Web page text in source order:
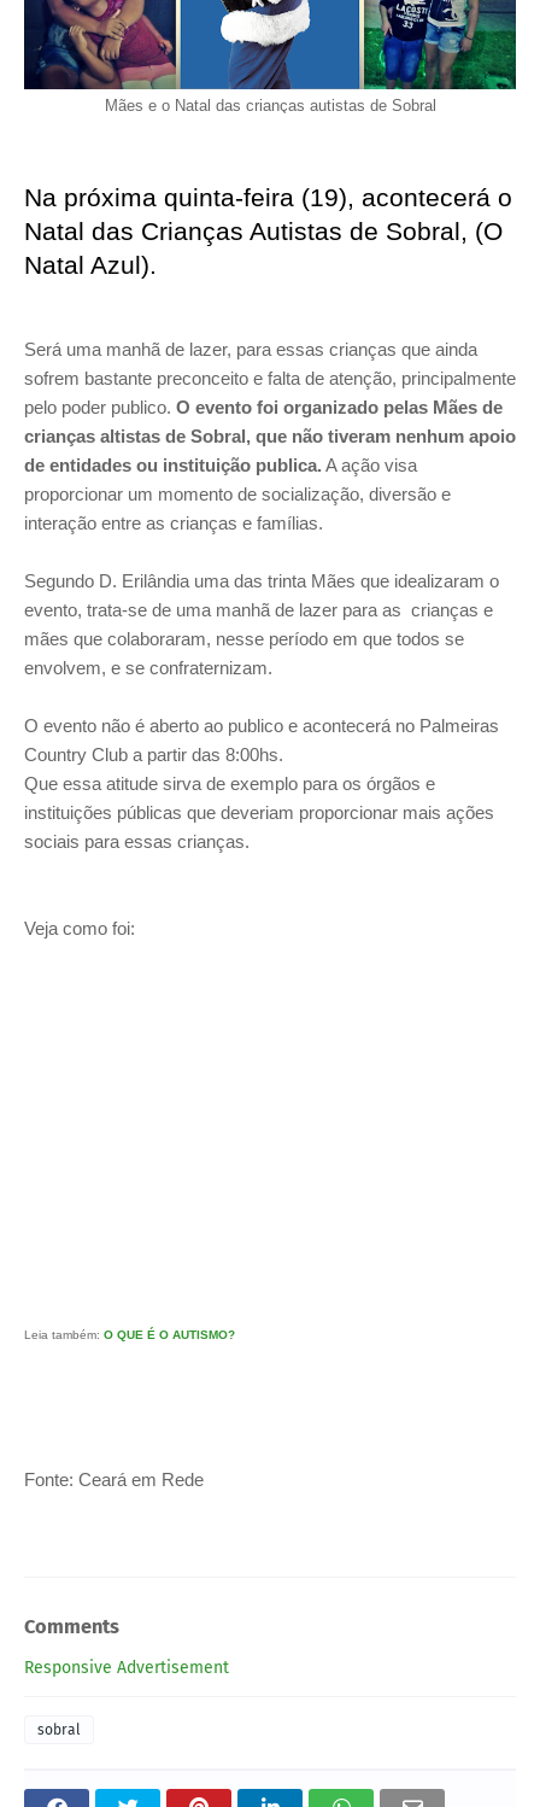
Mães e o Natal das crianças autistas de Sobral
Na próxima quinta-feira (19), acontecerá o
Natal das Crianças Autistas de Sobral, (O
Natal Azul).
Será uma manhã de lazer, para essas crianças que ainda
sofrem bastante preconceito e falta de atenção, principalmente
pelo poder publico. O evento foi organizado pelas Mães de
crianças altistas de Sobral, que não tiveram nenhum apoio
de entidades ou instituição publica. A ação visa
proporcionar um momento de socialização, diversão e
interação entre as crianças e famílias.
Segundo D. Erilândia uma das trinta Mães que idealizaram o
evento, trata-se de uma manhã de lazer para as crianças e
mães que colaboraram, nesse período em que todos se
envolvem, e se confraternizam.
O evento não é aberto ao publico e acontecerá no Palmeiras
Country Club a partir das 8:00hs.
Que essa atitude sirva de exemplo para os órgãos e
instituições públicas que deveriam proporcionar mais ações
sociais para essas crianças.
Veja como foi:
Leia também: O QUE É O AUTISMO?
Fonte: Ceará em Rede
Comments
Responsive Advertisement
sobral